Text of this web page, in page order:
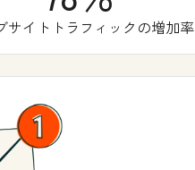
サイトトラフィックの増加率